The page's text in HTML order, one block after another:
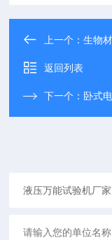
上一个：生物
返回列表
下一个： 卧式